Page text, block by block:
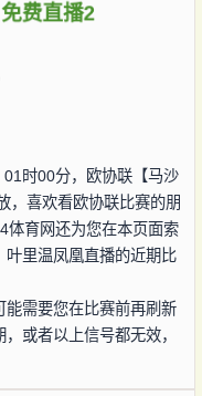
免费直播2
01时00分，欧协联【马沙
，喜欢看欧协联比赛的朋
体育网还为您在本页面索
叶里温凤凰直播的近期比
能需要您在比赛前再刷新
或者以上信号都无效，